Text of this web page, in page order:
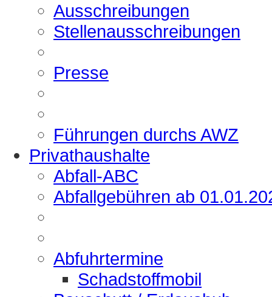
Ausschreibungen
Stellenausschreibungen
Presse
Führungen durchs AWZ
Privathaushalte
Abfall-ABC
Abfallgebühren ab
Abfuhrtermine
Schadstoffmobil